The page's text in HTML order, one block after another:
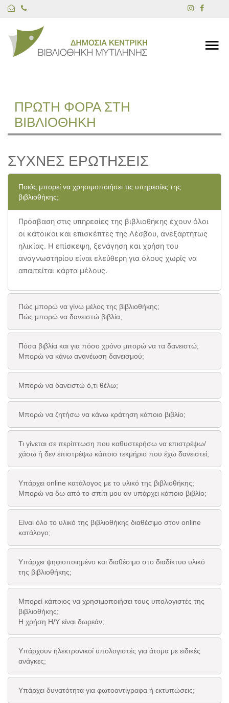
ΠΡΩΤΗ ΦΟΡΑ ΣΤΗ
ΒΙΒΛΙΟΘΗΚΗ
ΣΥΧΝΕΣ ΕΡΩΤΗΣΕΙΣ
Ποιός μπορεί να χρησιμοποιήσει τις υπηρεσίες της
βιβλιοθήκης;
Πρόσβαση στις υπηρεσίες της βιβλιοθήκης έχουν όλοι
οι κάτοικοι και επισκέπτες της Λέσβου, ανεξαρτήτως
ηλικίας. Η επίσκεψη, ξενάγηση και χρήση του
αναγνωστηρίου είναι ελεύθερη για όλους χωρίς να
απαιτείται κάρτα μέλους.
Πώς μπορώ να γίνω μέλος της βιβλιοθήκης;
Πώς μπορώ να δανειστώ βιβλία;
Πόσα βιβλία και για πόσο χρόνο μπορώ να τα δανειστώ;
Μπορώ να κάνω ανανέωση δανεισμού;
Μπορώ να δανειστώ ό,τι θέλω;
Μπορώ να ζητήσω να κάνω κράτηση κάποιο βιβλίο;
Τι γίνεται σε περίπτωση που καθυστερήσω να επιστρέψω/
χάσω ή δεν επιστρέψω κάποιο τεκμήριο που έχω δανειστεί;
Υπάρχει online κατάλογος με το υλικό της βιβλιοθήκης;
Μπορώ να δω από το σπίτι μου αν υπάρχει κάποιο βιβλίο;
Είναι όλο το υλικό της βιβλιοθήκης διαθέσιμο στον online
κατάλογο;
Υπάρχει ψηφιοποιημένο και διαθέσιμο στο διαδίκτυο υλικό
της βιβλιοθήκης;
Μπορεί κάποιος να χρησιμοποιήσει τους υπολογιστές της
βιβλιοθήκης;
Η χρήση Η/Υ είναι δωρεάν;
Υπάρχουν ηλεκτρονικοί υπολογιστές για άτομα με ειδικές
ανάγκες;
Υπάρχει δυνατότητα για φωτοαντίγραφα ή εκτυπώσεις;